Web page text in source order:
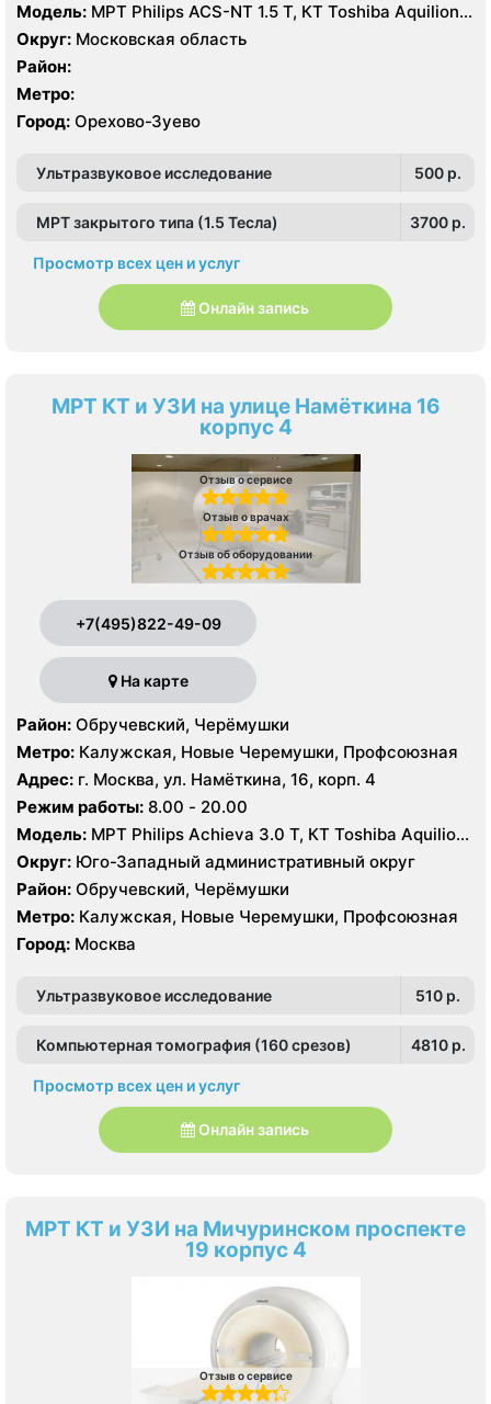
Модель: МРТ Philips ACS-NT 1.5 Т, КТ Toshiba Aquilion
64 среза, УЗИ
Округ: Московская область
Район:
Метро:
Город: Орехово-Зуево
Ультразвуковое исследование 500 p.
МРТ закрытого типа (1.5 Тесла) 3700 p.
Просмотр всех цен и услуг
Онлайн запись
МРТ КТ и УЗИ на улице Намёткина 16
корпус 4
Отзыв о сервисе
Отзыв о врачах
Отзыв об оборудовании
+7(495)822-49-09
На карте
Район: Обручевский, Черёмушки
Метро: Калужская, Новые Черемушки, Профсоюзная
Адрес: г. Москва, ул. Намёткина, 16, корп. 4
Режим работы: 8.00 - 20.00
Модель: МРТ Philips Achieva 3.0 T, КТ Toshiba Aquilion
Prime 160 срезов УЗИ GE Logiq-9, Philips iU22, Philips
HDI 5000
Округ: Юго-Западный административный округ
Район: Обручевский, Черёмушки
Метро: Калужская, Новые Черемушки, Профсоюзная
Город: Москва
Ультразвуковое исследование 510 p.
Компьютерная томография (160 срезов) 4810 p.
Просмотр всех цен и услуг
Онлайн запись
МРТ КТ и УЗИ на Мичуринском проспекте
19 корпус 4
Отзыв о сервисе